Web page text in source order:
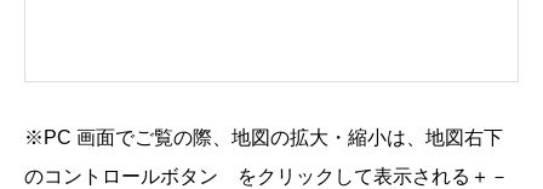
※PC 画面でご覧の際、地図の拡大・縮小は、地図右下
のコントロールボタン
をクリックして表示される ＋ －